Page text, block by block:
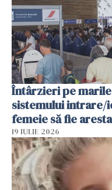
Întârzieri pe
sistemului intrare/
femeie să fie
19 IULIE 2026